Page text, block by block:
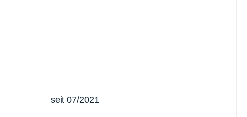
seit 07/2021